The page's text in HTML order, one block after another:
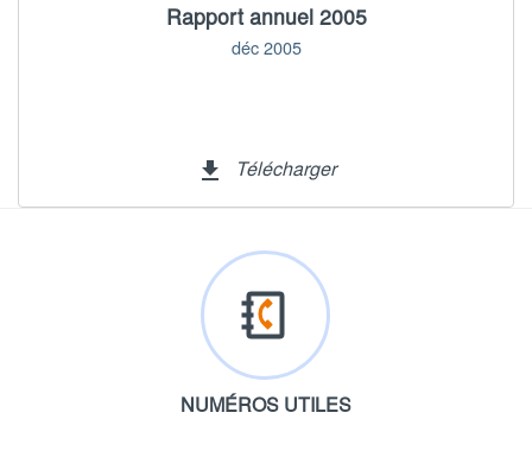
Rapport annuel 2005
déc 2005
file_download Télécharger
NUMÉROS UTILES